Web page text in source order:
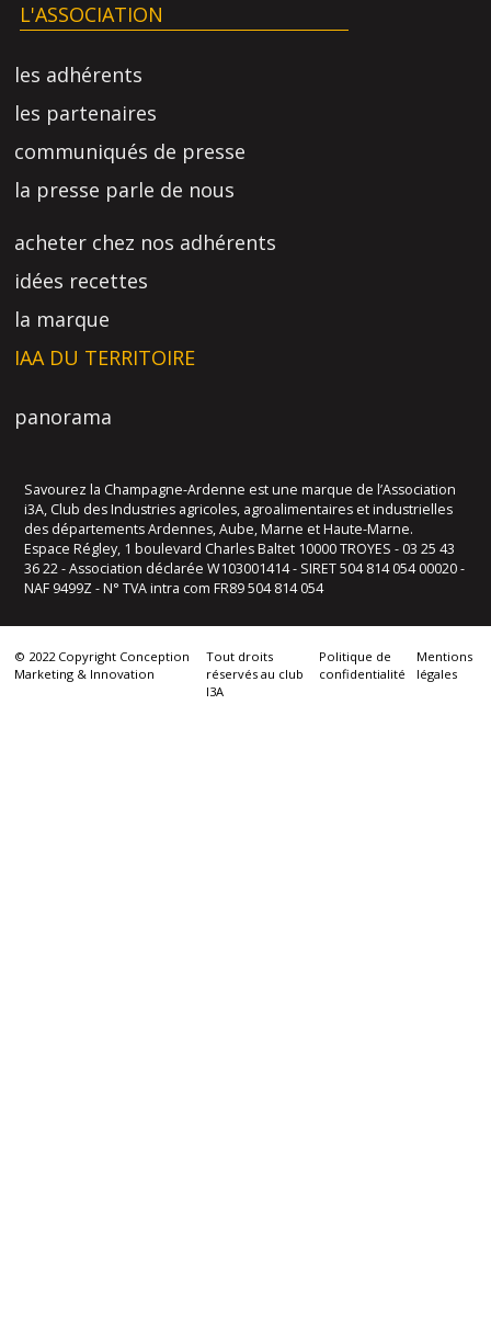
L'ASSOCIATION
les adhérents
les partenaires
communiqués de presse
la presse parle de nous
acheter chez nos adhérents
idées recettes
la marque
IAA DU TERRITOIRE
panorama
Savourez la Champagne-Ardenne est une marque de l’Association
i3A, Club des Industries agricoles, agroalimentaires et industrielles
des départements Ardennes, Aube, Marne et Haute-Marne.
Espace Régley, 1 boulevard Charles Baltet 10000 TROYES - 03 25 43
36 22 - Association déclarée W103001414 - SIRET 504 814 054 00020 -
NAF 9499Z - N° TVA intra com FR89 504 814 054
© 2022 Copyright Conception
Marketing & Innovation
Tout droits
réservés au club
I3A
Politique de
confidentialité
Mentions
légales